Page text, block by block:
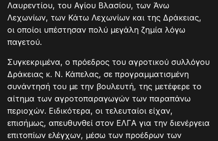
Λαυρεντίου, του Αγίου Βλασίου, των Άνω
Λεχωνίων, των Κάτω Λεχωνίων και της Δράκειας,
οι οποίοι υπέστησαν πολύ μεγάλη ζημία λόγω
παγετού.
Συγκεκριμένα, ο πρόεδρος του αγροτικού συλλόγου
Δράκειας κ. Ν. Κάπελας, σε προγραμματισμένη
συνάντησή του με την βουλευτή, της μετέφερε το
αίτημα των αγροτοπαραγωγών των παραπάνω
περιοχών. Ειδικότερα, οι τελευταίοι είχαν,
επισήμως, απευθυνθεί στον ΕΛΓΑ για την διενέργεια
επιτοπίων ελέγχων, μέσω των προέδρων των